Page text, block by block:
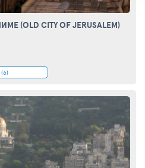
(OLD CITY OF JERUSALEM)